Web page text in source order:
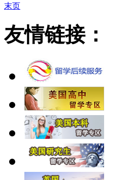
末页
友情链接：